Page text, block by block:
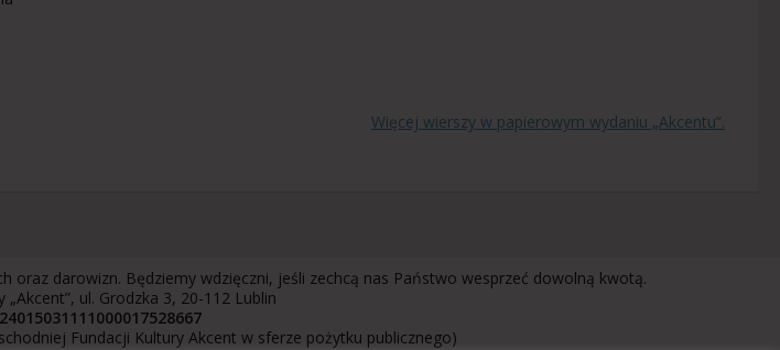
Więcej wierszy w papierowym wydaniu „Akcentu”.
darowizn. Będziemy wdzięczni, jeśli zechcą nas Państwo wesprzeć dowolną kwotą.
ul. Grodzka 3, 20-112 Lublin
Fundacji Kultury Akcent w sferze pożytku publicznego)